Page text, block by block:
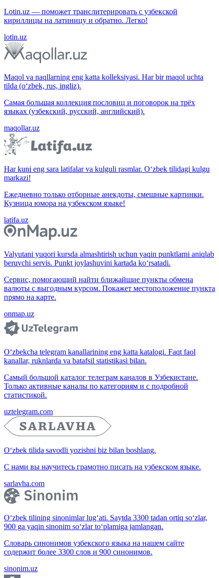
Lotin.uz — поможет транслитерировать с узбекской
кириллицы на латиницу и обратно. Легко!
lotin.uz
Maqol va naqllarning eng katta kolleksiyasi. Har bir maqol uchta
tilda (o‘zbek, rus, ingliz).
Самая большая коллекция пословиц и поговорок на трёх
языках (узбекский, русский, английский).
maqollar.uz
Har kuni eng sara latifalar va kulguli rasmlar. O‘zbek tilidagi kulgu
markazi!
Ежедневно только отборные анекдоты, смешные картинки.
Кузница юмора на узбекском языке!
latifa.uz
Valyutani yuqori kursda almashtirish uchun yaqin punktlarni aniqlab
beruvchi servis. Punkt joylashuvini kartada ko‘rsatadi.
Сервис, помогающий найти ближайшие пункты обмена
валюты с выгодным курсом. Покажет местоположение пункта
прямо на карте.
onmap.uz
O‘zbekcha telegram kanallarining eng katta katalogi. Faqt faol
kanallar, ruknlarda va batafsil statistikasi bilan.
Самый большой каталог телеграм каналов в Узбекистане.
Только активные каналы по категориям и с подробной
статистикой.
uztelegram.com
O‘zbek tilida savodli yozishni biz bilan boshlang.
С нами вы научитесь грамотно писать на узбекском языке.
sarlavha.com
O‘zbek tilining sinonimlar lug‘ati. Saytda 3300 tadan ortiq so‘zlar,
900 ga yaqin sinonim so‘zlar to‘plamiga jamlangan.
Словарь синонимов узбекского языка на нашем сайте
содержит более 3300 слов и 900 синонимов.
sinonim.uz